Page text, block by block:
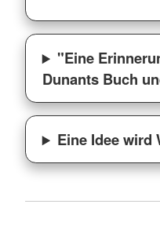
"Eine
Dunants Buch
Eine Idee wird